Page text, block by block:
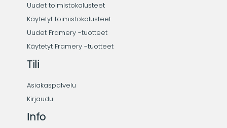
Uudet toimistokalusteet
Käytetyt toimistokalusteet
Uudet Framery -tuotteet
Käytetyt Framery -tuotteet
Tili
Asiakaspalvelu
Kirjaudu
Info